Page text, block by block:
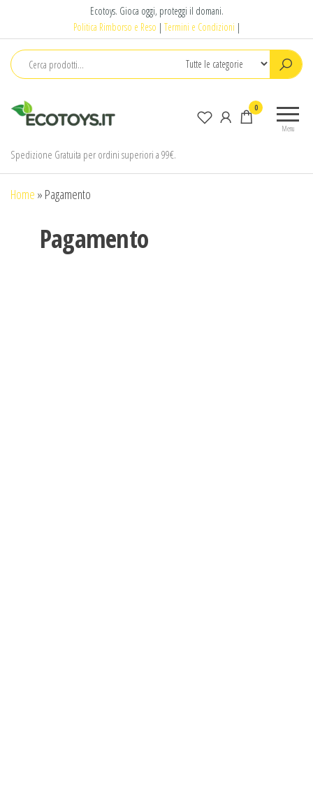
Ecotoys. Gioca oggi, proteggi il domani.
Politica Rimborso e Reso | Termini e Condizioni |
il
Menu
0
Spedizione Gratuita per ordini superiori a 99€.
Home » Pagamento
Pagamento